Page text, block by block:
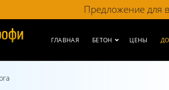
Предложение для
ГЛАВНАЯ БЕТОН ЦЕНЫ